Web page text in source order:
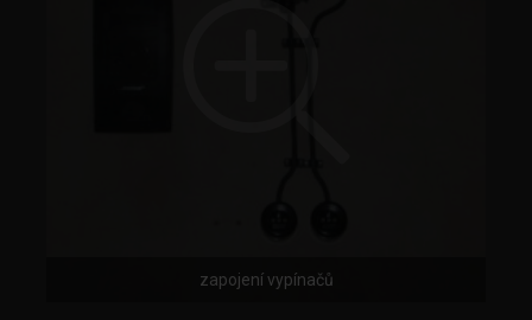
zapojení vypínačů